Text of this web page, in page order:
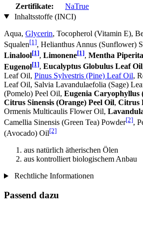
Zertifikate:
NaTrue
Inhaltsstoffe (INCI)
Aqua, Glycerin, Tocopherol (Vitamin E),
Squalen[1], Helianthus Annus (Sunflower)
Linalool[1], Limonene[1], Mentha
Eugenol[1], Eucalyptus Globulus Leaf Oil
Leaf Oil, Pinus Sylvestris (Pine) Leaf Oil,
Leaf Oil, Salvia Lavandulaefolia (Sage)
(Pomelo) Peel Oil, Eugenia Caryophyllus
Citrus Sinensis (Orange) Peel Oil, Citrus
Ormenis Multicaulis Flower Oil,
Camellia Sinensis (Green Tea) Powder[2],
(Avocado) Oil[2]
aus natürlich ätherischen Ölen
aus kontrolliert biologischem Anbau
Rechtliche Informationen
Passend dazu